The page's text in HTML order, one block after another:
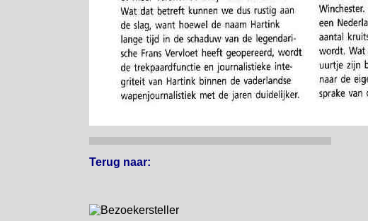
Terug naar: